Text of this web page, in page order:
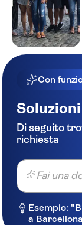
Con
Di seguito
richiesta
Fai una
Esempio:
a